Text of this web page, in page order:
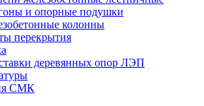
и опорные подушки
колонны
перекрытия
деревянных опор ЛЭП
СМК